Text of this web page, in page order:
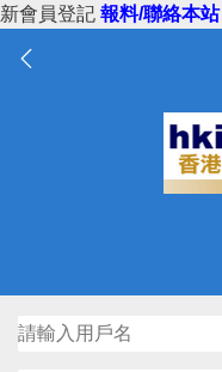
新會員登記 報料/聯絡本站